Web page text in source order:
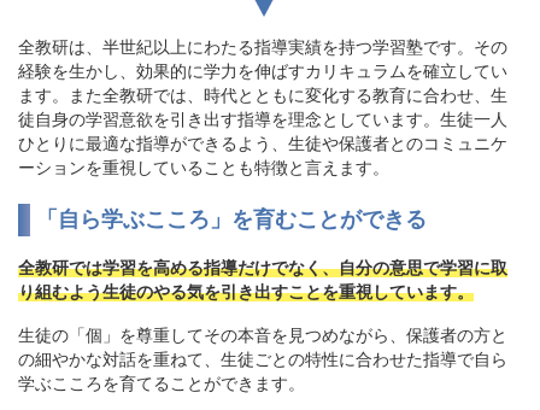
全教研は、半世紀以上にわたる指導実績を持つ学習塾です。その
経験を生かし、効果的に学力を伸ばすカリキュラムを確立してい
ます。また全教研では、時代とともに変化する教育に合わせ、生
徒自身の学習意欲を引き出す指導を理念としています。生徒一人
ひとりに最適な指導ができるよう、生徒や保護者とのコミュニケ
ーションを重視していることも特徴と言えます。
「自ら学ぶこころ」を育むことができる
全教研では学習を高める指導だけでなく、自分の意思で学習に取
り組むよう生徒のやる気を引き出すことを重視しています。
生徒の「個」を尊重してその本音を見つめながら、保護者の方と
の細やかな対話を重ねて、生徒ごとの特性に合わせた指導で自ら
学ぶこころを育てることができます。